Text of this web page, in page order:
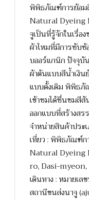
พิพิธภัณฑ์การย้อม
Natural Dyeing
จูเป็นที่รู้จักในเรื่อ
ผ้าไหมที่มีการซับ
บออร์แกนิก ปัจจุบั
ผ้าต้นแบบสีน้ำเงิน
แบบดั้งเดิม พิพิธภั
เข้าชมได้ชื่นชมสีสั
ออกแบบที่สร้างสร
จำหน่ายสินค้าประ
เที่ยว : พิพิธภัณฑ์ก
Natural Dyeing
ro, Dasi-
เดินทาง : หมายเ
สถานีขนส่งนาจู